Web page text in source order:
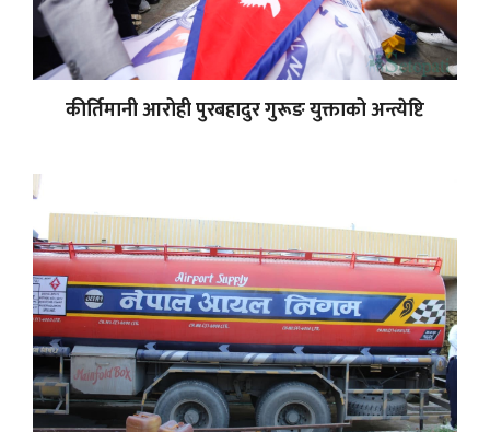
कीर्तिमानी आरोही पुरबहादुर गुरूङ युक्ताको अन्त्येष्टि